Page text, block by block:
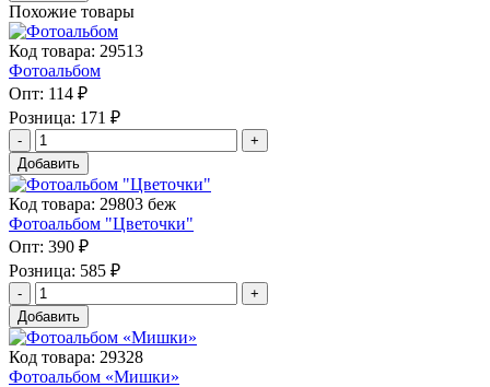
Похожие товары
Код товара: 29513
Фотоальбом
Опт: 114 ₽
Розница: 171 ₽
Добавить
Код товара: 29803 беж
Фотоальбом "Цветочки"
Опт: 390 ₽
Розница: 585 ₽
Добавить
Код товара: 29328
Фотоальбом «Мишки»